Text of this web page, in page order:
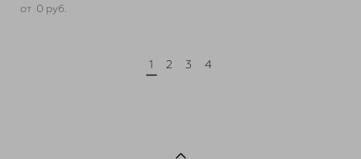
от 0 pуб.
1 2 3 4